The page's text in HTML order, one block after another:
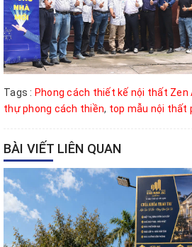
Tags : Phong cách thiết kế nội thất Zen
thự phong cách thiền, top mẫu nội thất
BÀI VIẾT LIÊN QUAN